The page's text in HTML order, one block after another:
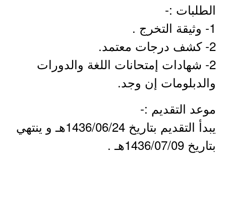
الطلبات :-
1- وثيقة التخرج .
2- كشف درجات معتمد.
2- شهادات إمتحانات اللغة والدورات
والدبلومات إن وجد.
موعد التقديم :-
يبدأ التقديم بتاريخ 1436/06/24هـ و ينتهي
بتاريخ 1436/07/09هـ .